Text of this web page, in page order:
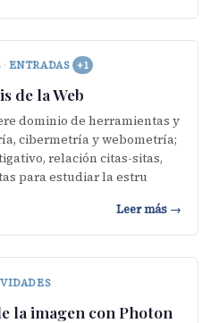
· ENTRADAS +1
de la Web
dominio de herramientas y
cibermetría y webometría;
relación citas-sitas,
para estudiar la estru
Leer más →
la imagen con Photon